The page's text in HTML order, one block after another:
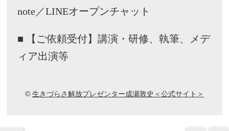
note／LINEオープンチャット
■ 【ご依頼受付】講演・研修、執筆、メデ
ィア出演等
© 生きづらさ解放プレゼンター成瀬敦史＜公式サイト＞